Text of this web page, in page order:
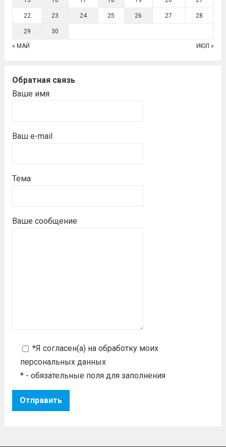
22 23 24 25 26 27 28
29 30
« МАЙ ИЮЛ »
Обратная связь
Ваше имя
Ваш e-mail
Тема
Ваше сообщение
*Я согласен(а) на обработку моих
персональных данных
* - обязательные поля для заполнения